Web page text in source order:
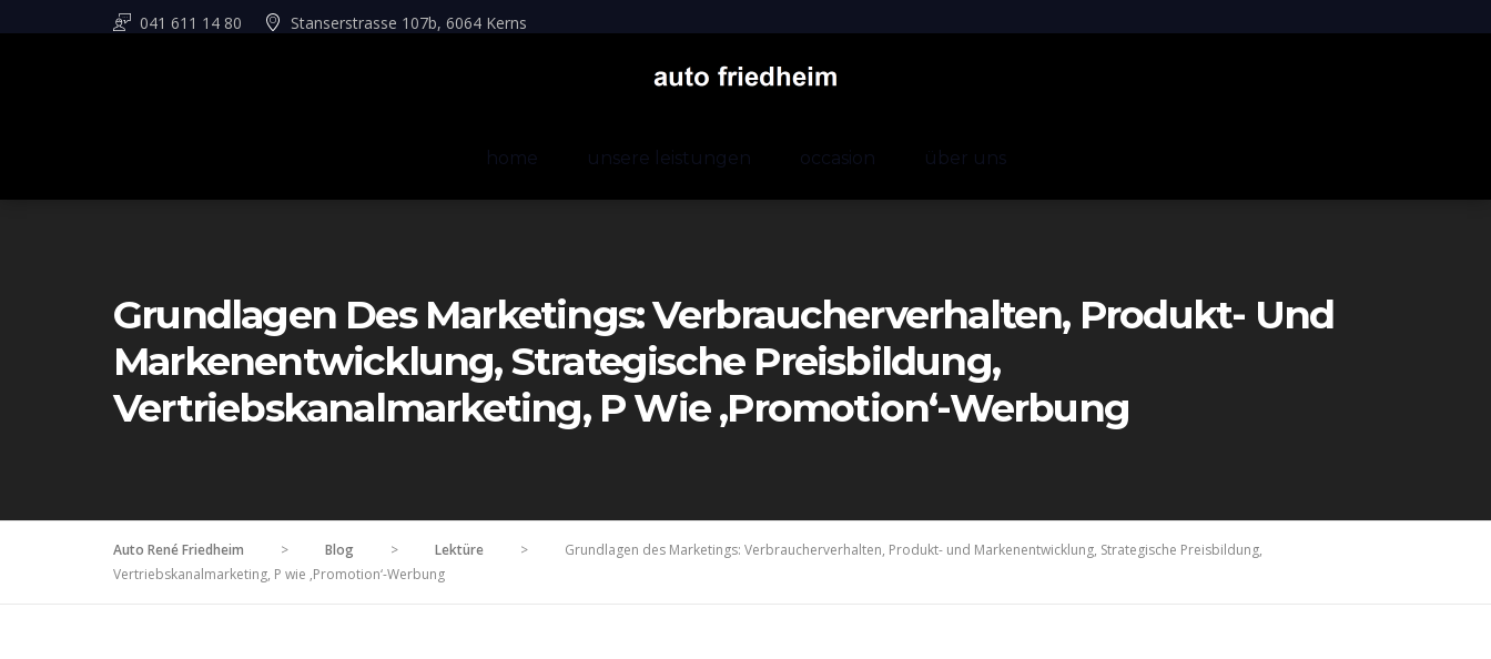
041 611 14 80 Stanserstrasse 107b, 6064 Kerns
home unsere leistungen occasion über uns
Grundlagen Des Marketings: Verbraucherverhalten, Produkt- Und
Markenentwicklung, Strategische Preisbildung,
Vertriebskanalmarketing, P Wie ‚Promotion‘-Werbung
Auto René Friedheim > Blog > Lektüre >
Grundlagen des Marketings: Verbraucherverhalten, Produkt- und Markenentwicklung, Strategische Preisbildung,
Vertriebskanalmarketing, P wie ‚Promotion‘-Werbung